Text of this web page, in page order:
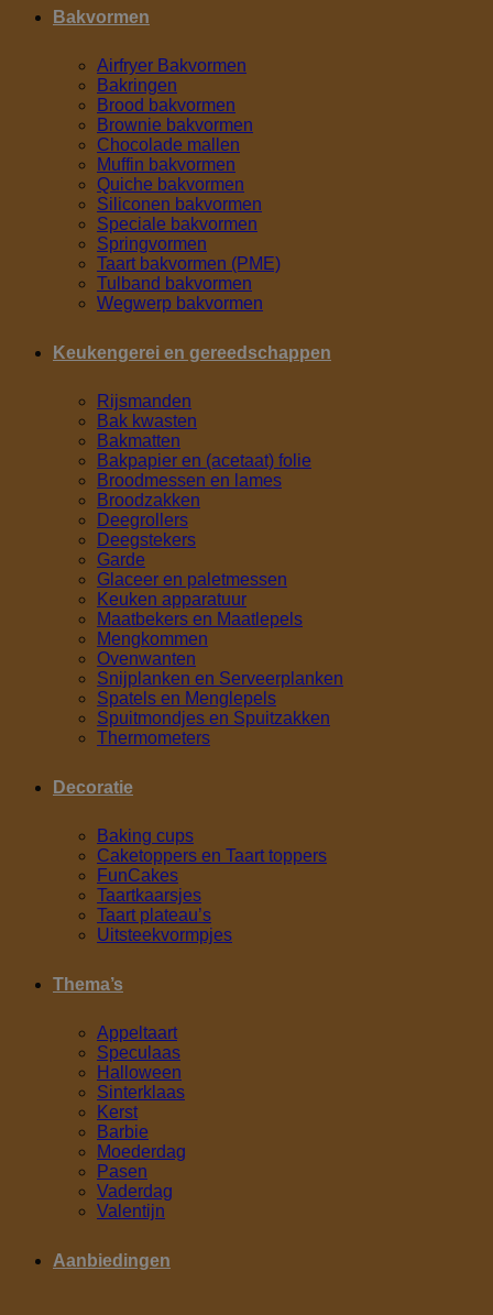
Bakvormen
Airfryer Bakvormen
Bakringen
Brood bakvormen
Brownie bakvormen
Chocolade mallen
Muffin bakvormen
Quiche bakvormen
Siliconen bakvormen
Speciale bakvormen
Springvormen
Taart bakvormen (PME)
Tulband bakvormen
Wegwerp bakvormen
Keukengerei en gereedschappen
Rijsmanden
Bak kwasten
Bakmatten
Bakpapier en (acetaat) folie
Broodmessen en lames
Broodzakken
Deegrollers
Deegstekers
Garde
Glaceer en paletmessen
Keuken apparatuur
Maatbekers en Maatlepels
Mengkommen
Ovenwanten
Snijplanken en Serveerplanken
Spatels en Menglepels
Spuitmondjes en Spuitzakken
Thermometers
Decoratie
Baking cups
Caketoppers en Taart toppers
FunCakes
Taartkaarsjes
Taart plateau’s
Uitsteekvormpjes
Thema’s
Appeltaart
Speculaas
Halloween
Sinterklaas
Kerst
Barbie
Moederdag
Pasen
Vaderdag
Valentijn
Aanbiedingen